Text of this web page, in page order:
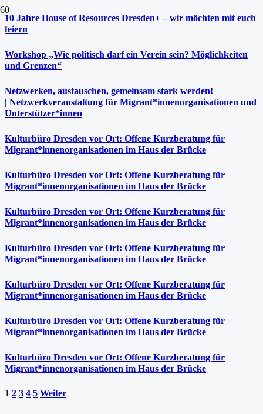
10 Jahre House of Resources Dresden+ – wir möchten mit euch
feiern
Workshop „Wie politisch darf ein Verein sein? Möglichkeiten
und Grenzen“
Netzwerken, austauschen, gemeinsam stark werden!
| Netzwerkveranstaltung für Migrant*innenorganisationen und
Unterstützer*innen
Kulturbüro Dresden vor Ort: Offene Kurzberatung für
Migrant*innenorganisationen im Haus der Brücke
Kulturbüro Dresden vor Ort: Offene Kurzberatung für
Migrant*innenorganisationen im Haus der Brücke
Kulturbüro Dresden vor Ort: Offene Kurzberatung für
Migrant*innenorganisationen im Haus der Brücke
Kulturbüro Dresden vor Ort: Offene Kurzberatung für
Migrant*innenorganisationen im Haus der Brücke
Kulturbüro Dresden vor Ort: Offene Kurzberatung für
Migrant*innenorganisationen im Haus der Brücke
Kulturbüro Dresden vor Ort: Offene Kurzberatung für
Migrant*innenorganisationen im Haus der Brücke
Kulturbüro Dresden vor Ort: Offene Kurzberatung für
Migrant*innenorganisationen im Haus der Brücke
1 2 3 4 5 Weiter